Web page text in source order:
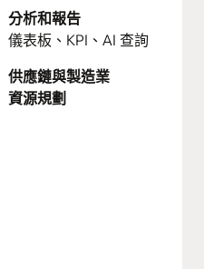
分析和報告
儀表板、KPI、AI 查詢
供應鏈與製造業
資源規劃